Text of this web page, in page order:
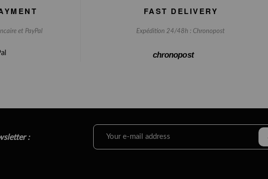
et PayPal
FAST DELIVERY
Expédition 24/48h : Chronopost
chronopost
: